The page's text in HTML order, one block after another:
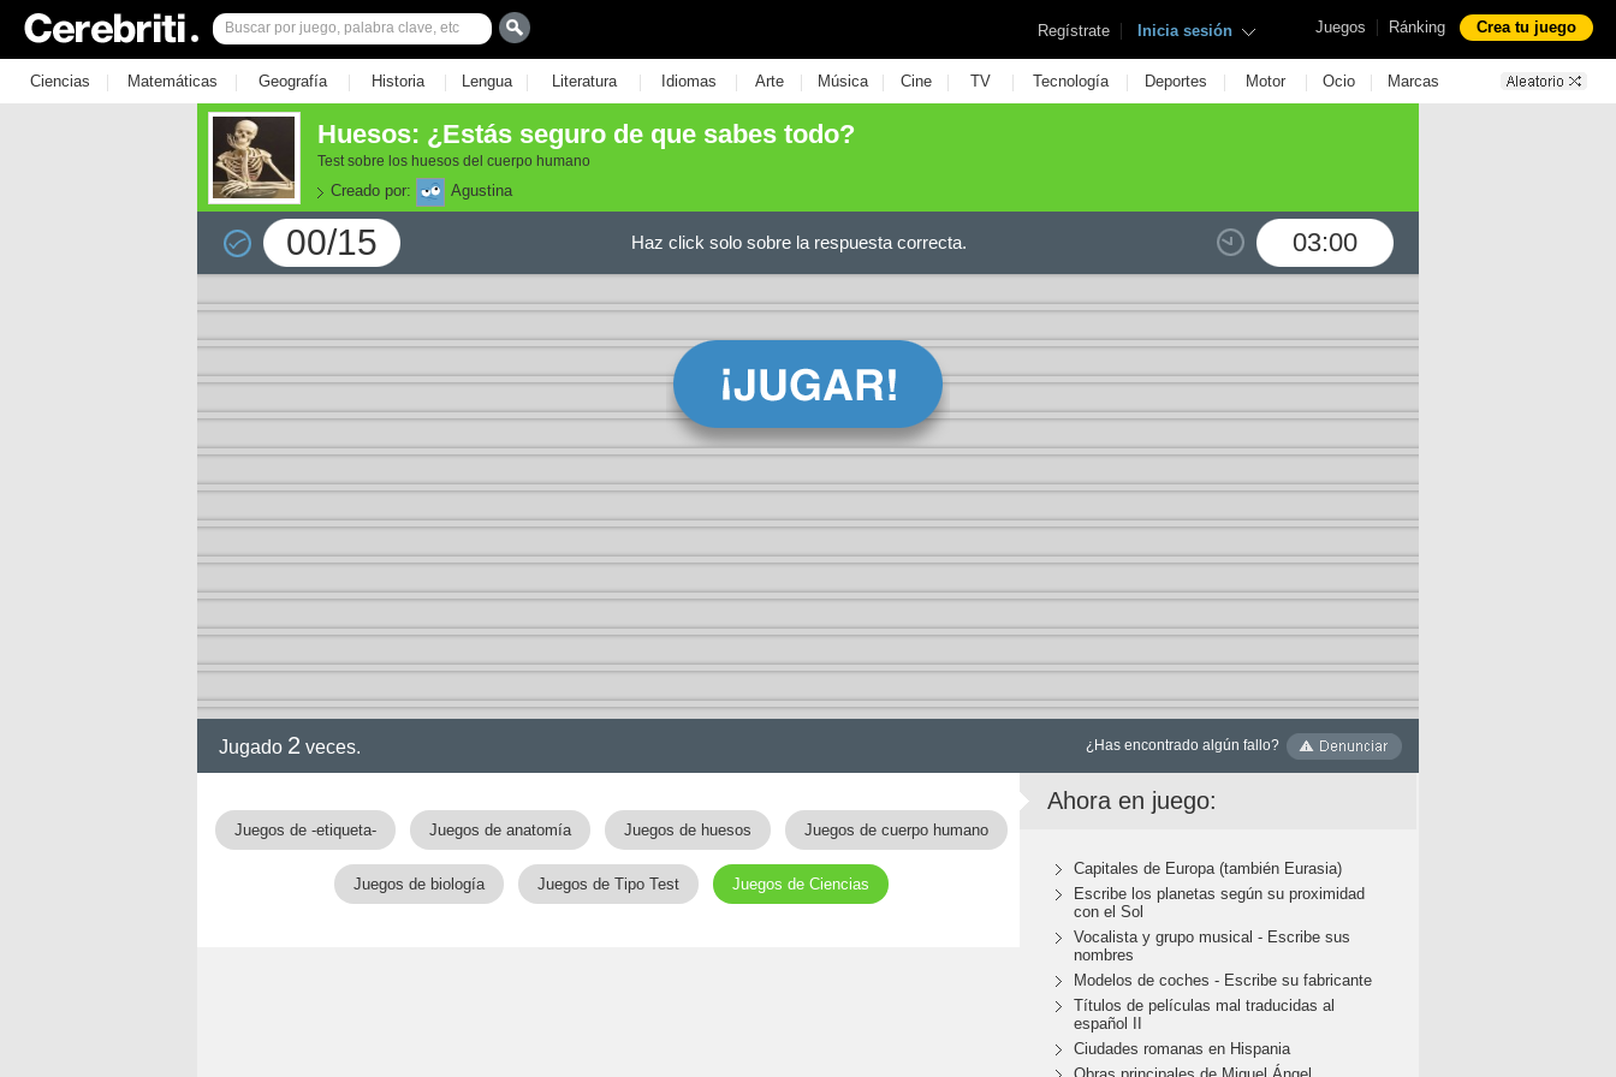
Juegos | Ránking Crea tu juego
Regístrate | Inicia sesión
Ciencias | Matemáticas | Geografía | Historia | Lengua | Literatura | Idiomas | Arte | Música | Cine | TV | Tecnología | Deportes | Motor | Ocio | Marcas
Huesos: ¿Estás seguro de que sabes todo?
Test sobre los huesos del cuerpo humano
Creado por: Agustina
00/15 03:00
Haz click solo sobre la respuesta correcta.
Jugado 2 veces. ¿Has encontrado algún fallo?
Juegos de -etiqueta- Juegos de anatomía Juegos de huesos Juegos de cuerpo humano
Juegos de biología Juegos de Tipo Test Juegos de Ciencias
Ahora en juego:
Capitales de Europa (también Eurasia)
Escribe los planetas según su proximidad
con el Sol
Vocalista y grupo musical - Escribe sus
nombres
Modelos de coches - Escribe su fabricante
Títulos de películas mal traducidas al
español II
Ciudades romanas en Hispania